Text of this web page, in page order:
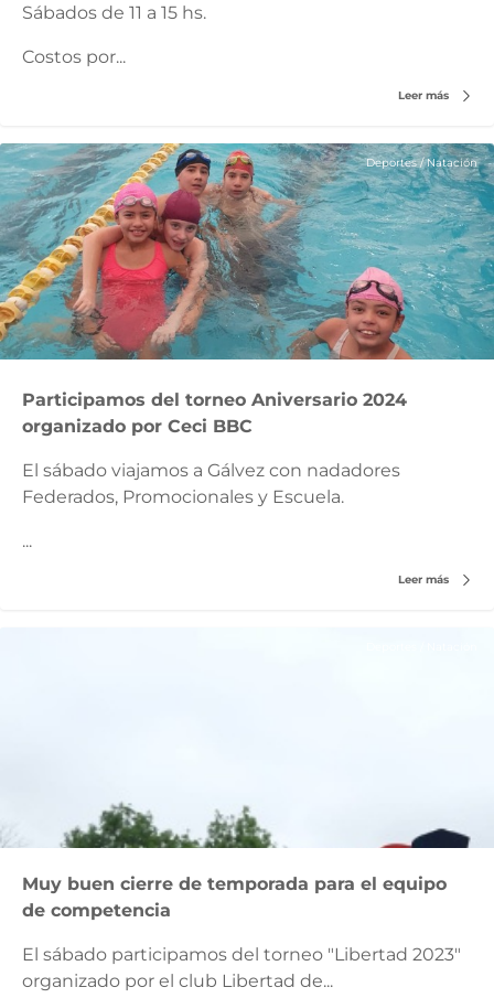
Sábados de 11 a 15 hs.
Costos por...
Leer más
Deportes / Natación
Participamos del torneo Aniversario 2024
organizado por Ceci BBC
El sábado viajamos a Gálvez con nadadores
Federados, Promocionales y Escuela.
...
Leer más
Muy buen cierre de temporada para el equipo
de competencia
El sábado participamos del torneo "Libertad 2023"
organizado por el club Libertad de...